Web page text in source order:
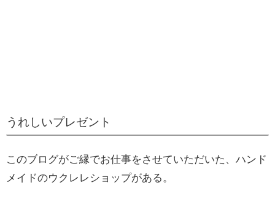
うれしいプレゼント
このブログがご縁でお仕事をさせていただいた、ハンド
メイドのウクレレショップがある。